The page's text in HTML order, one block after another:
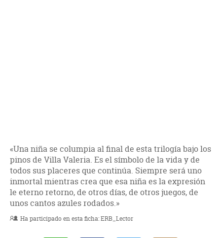
«Una niña se columpia al final de esta trilogía bajo los
pinos de Villa Valeria. Es el símbolo de la vida y de
todos sus placeres que continúa. Siempre será uno
inmortal mientras crea que esa niña es la expresión
le eterno retorno, de otros días, de otros juegos, de
unos cantos azules rodados.»
Ha participado en esta ficha:ERB_Lector